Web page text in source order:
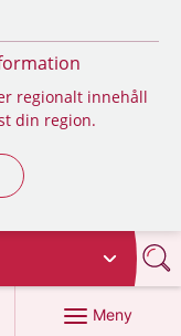
regionalt innehåll
din region.
Meny